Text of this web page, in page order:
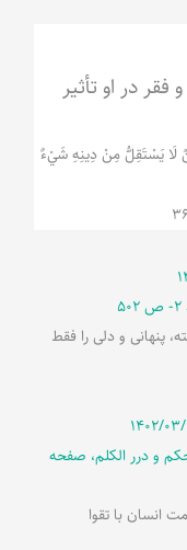
در او تأثیر
لَا يَسْتَقِلُّ مِنْ دِينِهِ شَيْ‌ءٌ
پنهانی و دلی را فقط
۰۳/۲۱
و درر الکلم، صفحه
انسان با تقوا